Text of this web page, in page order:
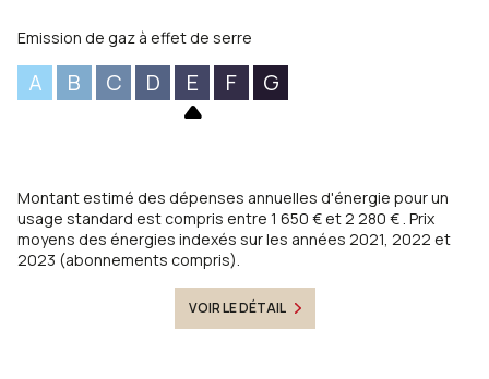
Emission de gaz à effet de serre
A B C D E F G
Montant estimé des dépenses annuelles d'énergie pour un
usage standard est compris entre 1 650 € et 2 280 € . Prix
moyens des énergies indexés sur les années 2021, 2022 et
2023 (abonnements compris).
VOIR LE DÉTAIL